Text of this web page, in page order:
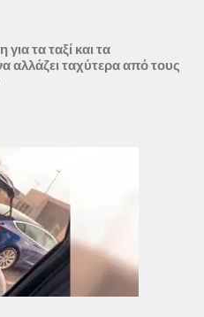
για τα ταξί και τα
αλλάζει ταχύτερα από τους